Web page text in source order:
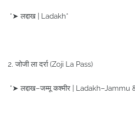
*➤ लद्दाख | Ladakh*
2. जोजी ला दर्रा (Zoji La Pass)
*➤ लद्दाख–जम्मू कश्मीर | Ladakh–Jammu